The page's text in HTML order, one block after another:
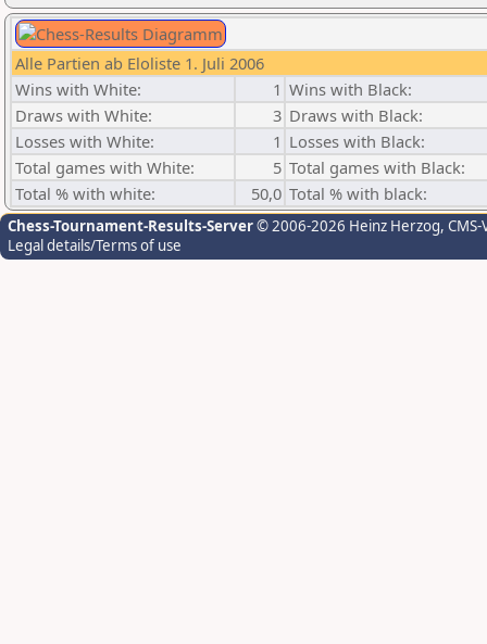
Alle Partien ab Eloliste 1. Juli 2006
Wins with White:
1 Wins with Black:
Draws with White:
3 Draws with Black:
Losses with White:
1 Losses with Black:
Total games with White:
5 Total games with Black:
Total % with white:
50,0 Total % with black:
Chess-Tournament-Results-Server© 2006-2026 Heinz Herzog,
Legal details/Terms of use